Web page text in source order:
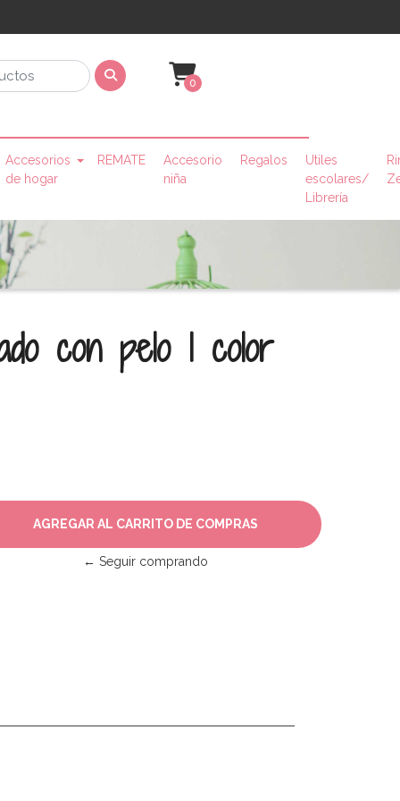
0
Accesorios
de hogar
REMATE
Accesorio
niña
Regalos
Utiles
escolares/
Librería
con pelo 1 color
← Seguir comprando